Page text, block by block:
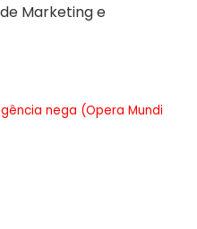
Marketing e
nega (Opera Mundi